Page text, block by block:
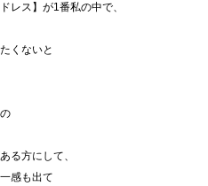
レス】が1番私の中で、
くないと
る方にして、
感も出て